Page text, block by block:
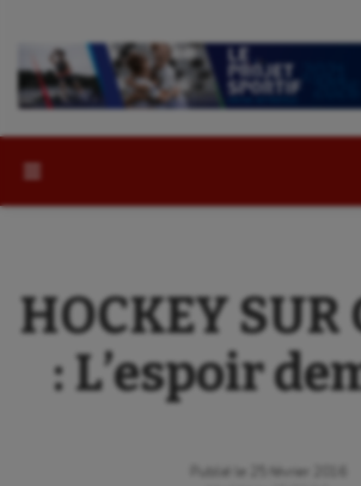
HOCKEY SUR
: L’espoir
Publié le
25 février 2016